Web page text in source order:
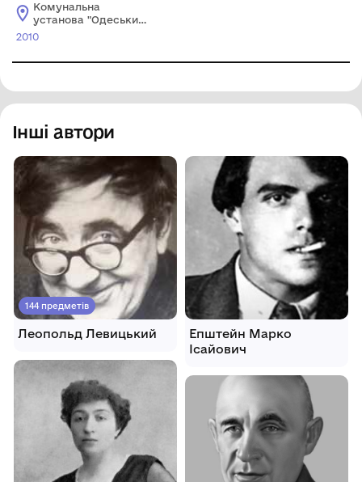
Комунальна
установа "Одеський
національний
2010
Інші автори
144 предметів
Леопольд Левицький
Епштейн Марко
Ісайович